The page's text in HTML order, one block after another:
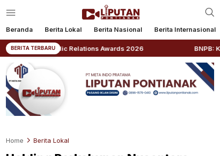
Beranda Berita Lokal Berita Nasional Berita Internasional
BERITA TERBARU
Public Relations Awards 2026 BNPB: Kalbar
Home Berita Lokal